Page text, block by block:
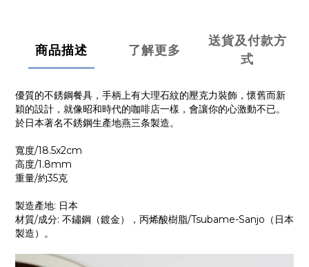
商品描述 了解更多
送貨及付款方
式
優質的不銹鋼餐具，手柄上有大理石紋的壓克力裝飾，懷舊而新
穎的設計，就像昭和時代的咖啡店一樣，會讓你的心激動不已。
於日本著名不銹鋼生產地燕三条製造。
寬度/18.5x2cm
高度/1.8mm
重量/約35克
製造產地: 日本
材質/成分: 不鏽鋼（鍍金），丙烯酸樹脂/Tsubame-Sanjo（日本
製造）。